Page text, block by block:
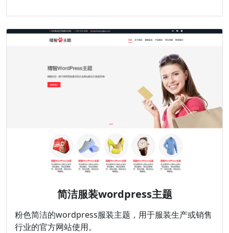
简洁服装wordpress主题
粉色简洁的wordpress服装主题，用于服装生产或销售
行业的官方网站使用。